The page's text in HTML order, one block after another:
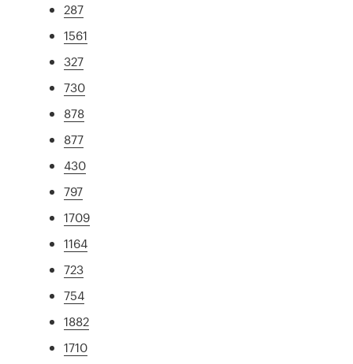
287
1561
327
730
878
877
430
797
1709
1164
723
754
1882
1710